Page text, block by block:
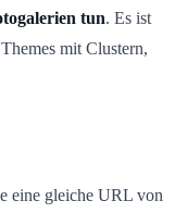
tun. Es ist
mit Clustern,
eine gleiche URL von